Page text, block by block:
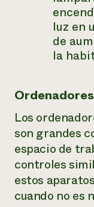
luz en
de
la
Los
son grandes
espacio de
controles
estos
cuando no es